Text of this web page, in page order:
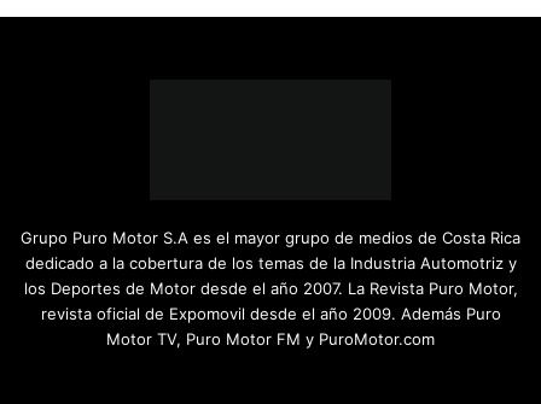
Grupo Puro Motor S.A es el mayor grupo de medios de Costa Rica
dedicado a la cobertura de los temas de la Industria Automotriz y
los Deportes de Motor desde el año 2007. La Revista Puro Motor,
revista oficial de Expomovil desde el año 2009. Además Puro
Motor TV, Puro Motor FM y PuroMotor.com